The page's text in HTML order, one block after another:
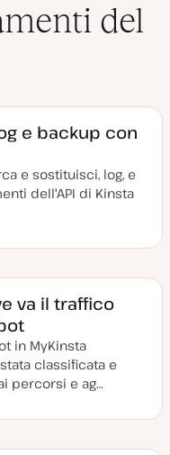
del
e backup con
e sostituisci, log, e
dell'API di Kinsta
va il traffico
in MyKinsta
classificata e
percorsi e ag…